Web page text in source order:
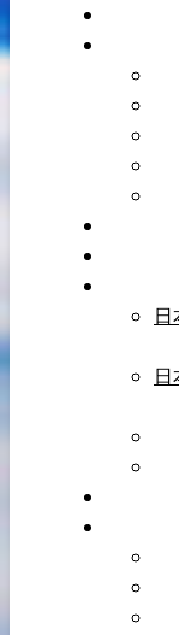
日
日